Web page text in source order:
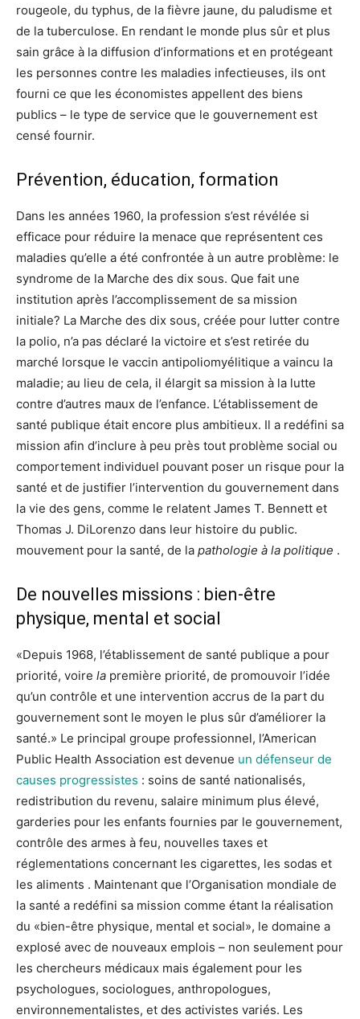
rougeole, du typhus, de la fièvre jaune, du paludisme et
de la tuberculose. En rendant le monde plus sûr et plus
sain grâce à la diffusion d’informations et en protégeant
les personnes contre les maladies infectieuses, ils ont
fourni ce que les économistes appellent des biens
publics – le type de service que le gouvernement est
censé fournir.
Prévention, éducation, formation
Dans les années 1960, la profession s’est révélée si
efficace pour réduire la menace que représentent ces
maladies qu’elle a été confrontée à un autre problème: le
syndrome de la Marche des dix sous. Que fait une
institution après l’accomplissement de sa mission
initiale? La Marche des dix sous, créée pour lutter contre
la polio, n’a pas déclaré la victoire et s’est retirée du
marché lorsque le vaccin antipoliomyélitique a vaincu la
maladie; au lieu de cela, il élargit sa mission à la lutte
contre d’autres maux de l’enfance. L’établissement de
santé publique était encore plus ambitieux. Il a redéfini sa
mission afin d’inclure à peu près tout problème social ou
comportement individuel pouvant poser un risque pour la
santé et de justifier l’intervention du gouvernement dans
la vie des gens, comme le relatent James T. Bennett et
Thomas J. DiLorenzo dans leur histoire du public.
mouvement pour la santé, de la pathologie à la politique .
De nouvelles missions : bien-être
physique, mental et social
«Depuis 1968, l’établissement de santé publique a pour
priorité, voire la première priorité, de promouvoir l’idée
qu’un contrôle et une intervention accrus de la part du
gouvernement sont le moyen le plus sûr d’améliorer la
santé.» Le principal groupe professionnel, l’American
Public Health Association est devenue un défenseur de
causes progressistes : soins de santé nationalisés,
redistribution du revenu, salaire minimum plus élevé,
garderies pour les enfants fournies par le gouvernement,
contrôle des armes à feu, nouvelles taxes et
réglementations concernant les cigarettes, les sodas et
les aliments . Maintenant que l’Organisation mondiale de
la santé a redéfini sa mission comme étant la réalisation
du «bien-être physique, mental et social», le domaine a
explosé avec de nouveaux emplois – non seulement pour
les chercheurs médicaux mais également pour les
psychologues, sociologues, anthropologues,
environnementalistes, et des activistes variés. Les